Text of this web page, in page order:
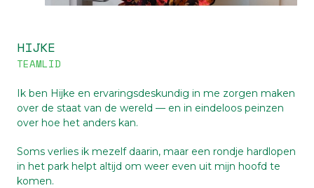
HIJKE
TEAMLID
Ik ben Hijke en ervaringsdeskundig in me zorgen maken
over de staat van de wereld — en in eindeloos peinzen
over hoe het anders kan.
Soms verlies ik mezelf daarin, maar een rondje hardlopen
in het park helpt altijd om weer even uit mijn hoofd te
komen.